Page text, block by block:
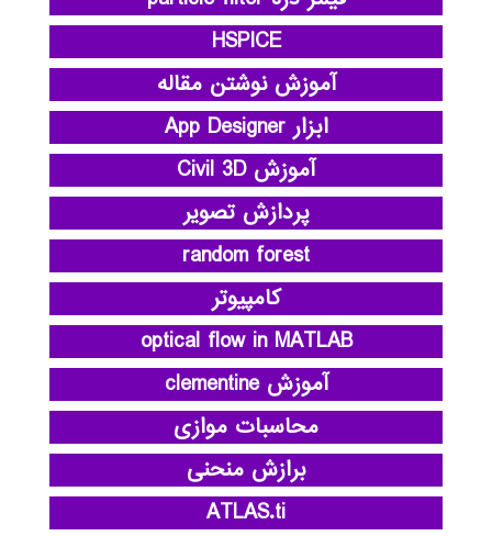
HSPICE
آموزش نوشتن مقاله
ابزار App Designer
آموزش Civil 3D
پردازش تصویر
random forest
کامپیوتر
optical flow in MATLAB
آموزش clementine
محاسبات موازی
برازش منحنی
ATLAS.ti